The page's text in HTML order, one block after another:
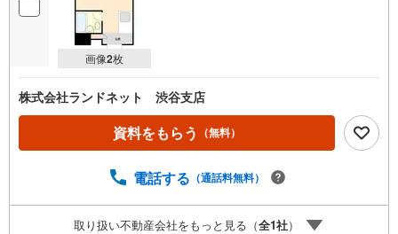
画像2枚
株式会社ランドネット 渋谷支店
資料をもらう （無料）
電話する （通話料無料）
取り扱い不動産会社をもっと見る（全1社）